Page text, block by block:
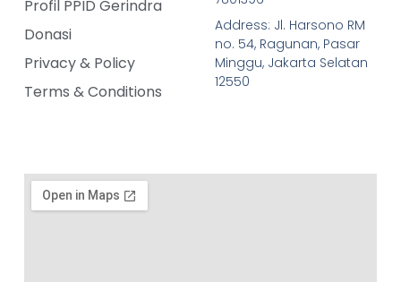
Profil PPID Gerindra
Donasi
Privacy & Policy
Terms & Conditions
Address: Jl. Harsono RM
no. 54, Ragunan, Pasar
Minggu, Jakarta Selatan
12550